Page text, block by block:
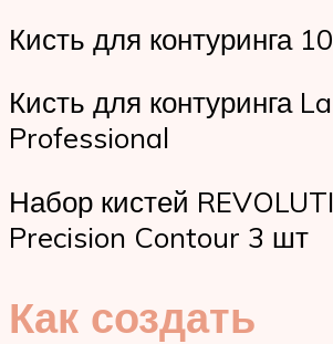
Кисть для контуринга
Кисть для контуринга
Professional
Набор кистей
Precision Contour 3 шт
Как создать